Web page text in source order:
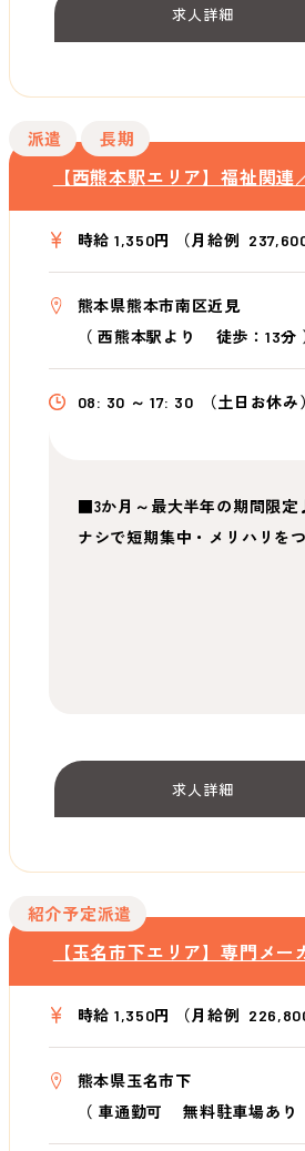
求人詳細
派遣 長期
【西熊本駅エリア】福祉関連
時給 1,350円 （月給例 237,600
熊本県熊本市南区近見
（西熊本駅より 徒歩：13分
08: 30 ～ 17: 30 （土日お休み
■3か月～最大半年の期間限
ナシで短期集中・メリハリ
求人詳細
紹介予定派遣
【玉名市下エリア】専門メ
時給 1,350円 （月給例
熊本県玉名市下
（ 車通勤可 無料駐車場あり